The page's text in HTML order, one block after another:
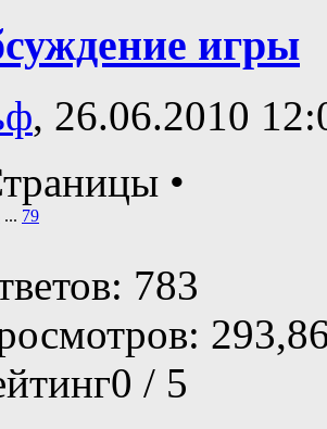
игры
, 26.06.2010
•
... 79
783
/ 5